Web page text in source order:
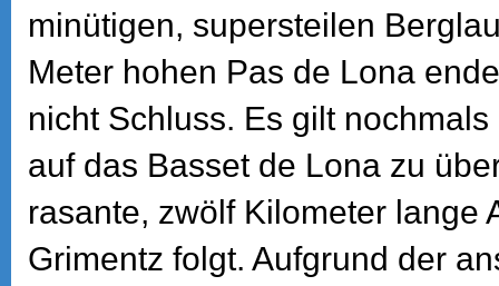
minütigen, supersteilen
Meter hohen Pas de Lona
nicht Schluss. Es gilt
auf das Basset de Lona zu
rasante, zwölf Kilometer lange
Grimentz folgt. Aufgrund der